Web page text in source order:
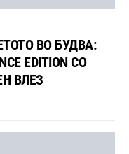
ВО БУДВА:
EDITION СО
ВЛЕЗ